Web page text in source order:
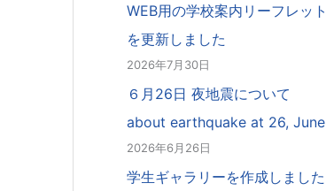
WEB用の学校案内リーフレット
を更新しました
2026年7月30日
６月26日 夜地震について
about earthquake at 26, June
2026年6月26日
学生ギャラリーを作成しました